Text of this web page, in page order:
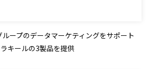
ープのデータマーケティングをサポート
キールの3製品を提供